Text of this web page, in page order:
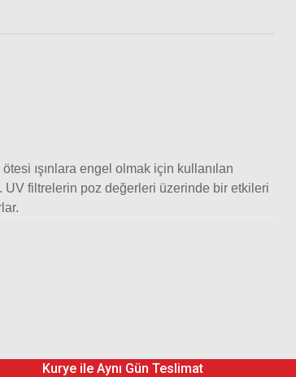
ışınlara engel olmak için kullanılan
UV filtrelerin poz değerleri üzerinde bir etkileri
Kurye ile Aynı Gün Teslimat